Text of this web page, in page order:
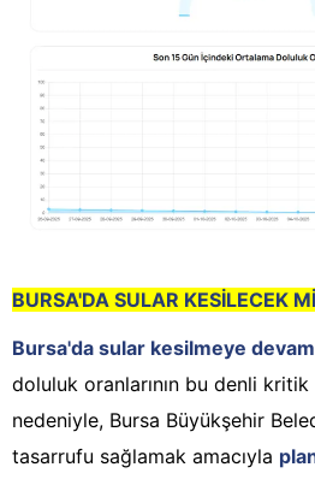
BURSA'DA SULAR KESİLECEK
Bursa'da sular kesilmeye
doluluk oranlarının bu denli
nedeniyle, Bursa Büyükşehir
tasarrufu sağlamak amacıyla